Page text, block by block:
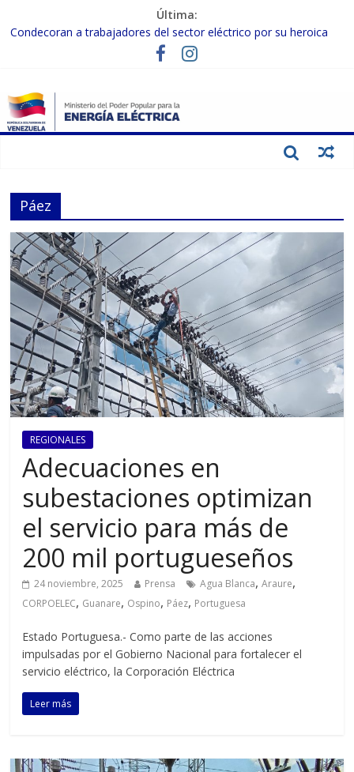
Última:
Condecoran a trabajadores del sector eléctrico por su heroica
labor tras el doble sismo del 24-J
Gobierno Nacional coordina acciones con el sector privado para
Inspeccionan trabajos de rehabilitación en instalaciones del SEN
en Carabobo
Gobierno Nacional activa plan preventivo para fortalecer el SEN
Páez
REGIONALES
Adecuaciones en
subestaciones optimizan
el servicio para más de
200 mil portugueseños
24 noviembre, 2025 Prensa Agua Blanca,Araure,
CORPOELEC, Guanare, Ospino, Páez, Portuguesa
Estado Portuguesa.- Como parte de las acciones
impulsadas por el Gobierno Nacional para fortalecer el
servicio eléctrico, la Corporación Eléctrica
Leer más